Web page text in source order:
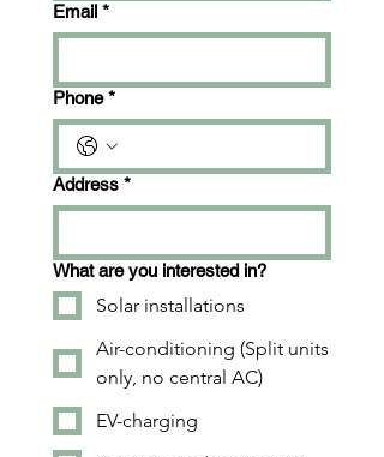
Email *
Phone *
Address *
What are you interested in?
Solar installations
Air-conditioning (Split units
only, no central AC)
EV-charging